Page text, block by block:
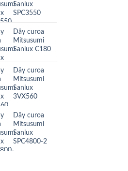
Sanlux
SPC3550
Dây curoa
Mitsusumi
Sanlux C180
Dây curoa
Mitsusumi
Sanlux
3VX560
Dây curoa
Mitsusumi
Sanlux
SPC4800-2